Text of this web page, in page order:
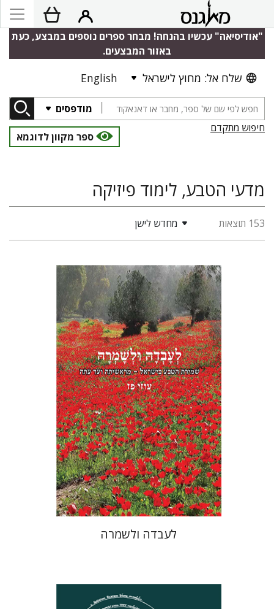
"אודיסיאה" עכשיו בהנחה! מבחר ספרים נוספים במבצע, כעת
באזור המבצעים.
שלח אל: מחוץ לישראל English
מודפסים
חיפוש מתקדם
ספר מקוון לדוגמא
מדעי הטבע, לימוד פיזיקה
153 תוצאות מחדש לישן
עוזי פז
הנחת אתר ספר מודפס
$50
$45
לעבדה ולשמרה